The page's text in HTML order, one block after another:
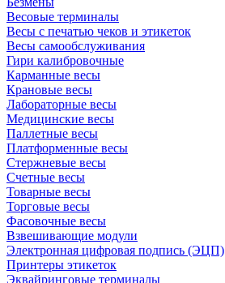
Весовые терминалы
Весы с печатью чеков и этикеток
Весы самообслуживания
Гири калибровочные
Карманные весы
Крановые весы
Лабораторные весы
Медицинские весы
Паллетные весы
Платформенные весы
Стержневые весы
Счетные весы
Товарные весы
Торговые весы
Фасовочные весы
Взвешивающие модули
Электронная цифровая подпись (ЭЦП)
Принтеры этикеток
Эквайринговые терминалы